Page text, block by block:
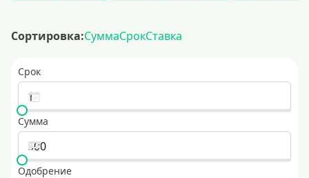
Сортировка:СуммаСрокСтавка
Срок
Сумма
Одобрение